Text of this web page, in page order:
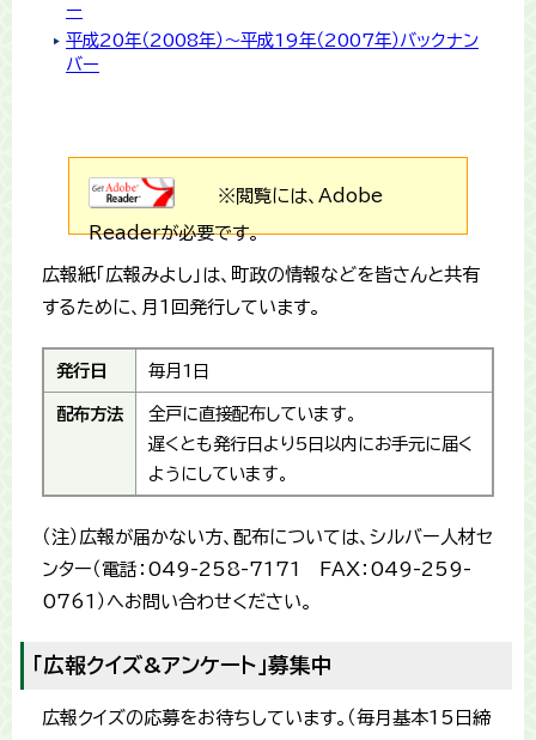
ー
平成20年（2008年）〜平成19年（2007年）バックナン
バー
※閲覧には、Adobe
Readerが必要です。
広報紙「広報みよし」は、町政の情報などを皆さんと共有
するために、月1回発行しています。
発行日 毎月1日
配布方法
全戸に直接配布しています。
遅くとも発行日より5日以内にお手元に届く
ようにしています。
（注）広報が届かない方、配布については、シルバー人材セ
ンター（電話：049-258-7171 FAX：049-259-
0761）へお問い合わせください。
「広報クイズ&アンケート」募集中
広報クイズの応募をお待ちしています。（毎月基本15日締